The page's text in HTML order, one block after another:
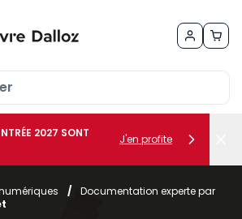
2027 SONT
J'en profite
/
Documentation experte par